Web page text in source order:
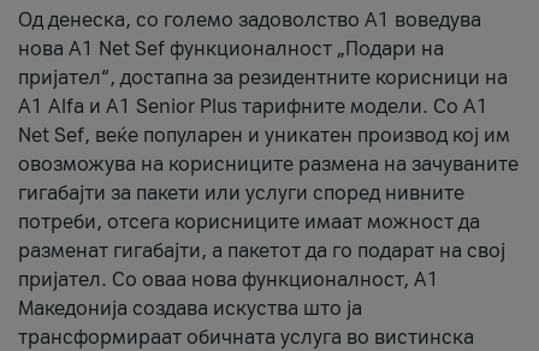
Од денеска, со големо задоволство А1 воведува
нова A1 Net Sef функционалност „Подари на
пријател“, достапна за резидентните корисници на
А1 Alfa и A1 Senior Plus тарифните модели. Со A1
Net Sef, веќе популарен и уникатен производ кој им
овозможува на корисниците размена на зачуваните
гигабајти за пакети или услуги според нивните
потреби, отсега корисниците имаат можност да
разменат гигабајти, а пакетот да го подарат на свој
пријател. Со оваа нова функционалност, А1
Македонија создава искуства што ја
трансформираат обичната услуга во вистинска